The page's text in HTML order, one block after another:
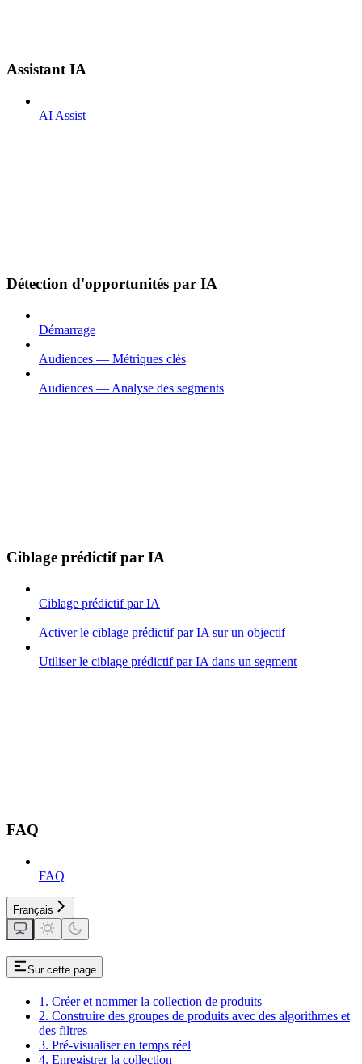
Assistant IA
AI Assist
Détection d'opportunités par IA
Démarrage
Audiences — Métriques clés
Audiences — Analyse des segments
Ciblage prédictif par IA
Ciblage prédictif par IA
Activer le ciblage prédictif par IA sur un objectif
Utiliser le ciblage prédictif par IA dans un segment
FAQ
FAQ
Français
Sur cette page
1. Créer et nommer la collection de produits
2. Construire des groupes de produits avec des algorithmes et
des filtres
3. Pré-visualiser en temps réel
4. Enregistrer la collection